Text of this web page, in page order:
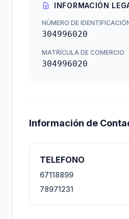
INFORMACIÓN
NÚMERO DE
304996020
MATRÍCULA DE COMERCIO
304996020
Información de
TELEFONO
67118899
78971231